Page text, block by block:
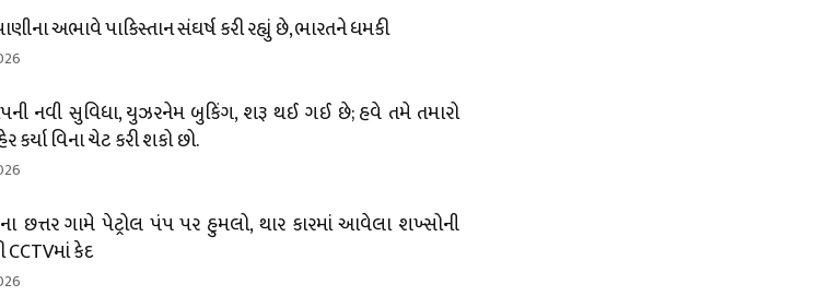
અભાવે પાકિસ્તાન સંઘર્ષ કરી રહ્યું છે, ભારતને ધમકી
નવી સુવિધા, યુઝરનેમ બુકિંગ, શરૂ થઈ ગઈ છે; હવે તમે તમારો
કર્યા વિના ચેટ કરી શકો છો.
છત્તર ગામે પેટ્રોલ પંપ પર હુમલો, થાર કારમાં આવેલા શખ્સોની
CCTVમાં કેદ